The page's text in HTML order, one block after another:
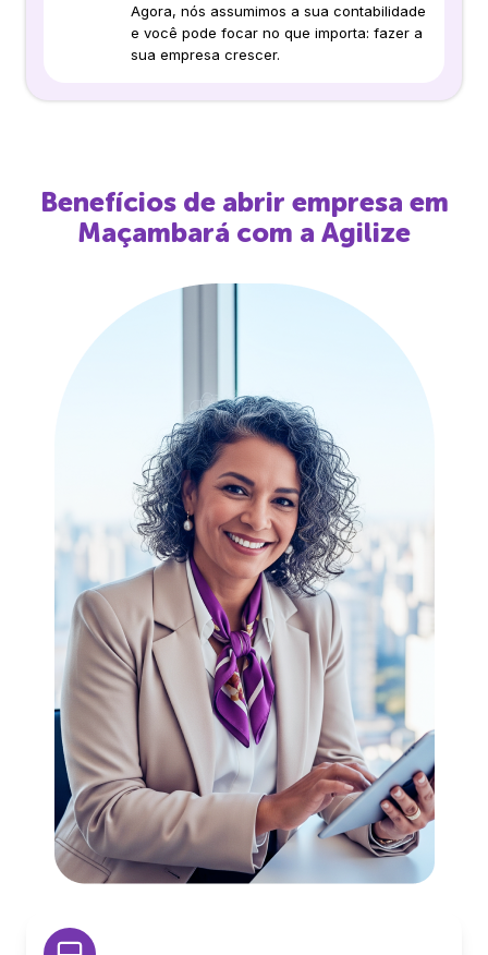
Agora, nós assumimos a sua contabilidade
e você pode focar no que importa: fazer a
sua empresa crescer.
Benefícios de abrir empresa em
Maçambará com a Agilize